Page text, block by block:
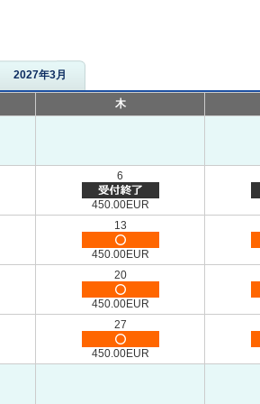
2027年3月
木
6
450.00EUR
13
450.00EUR
20
450.00EUR
27
450.00EUR